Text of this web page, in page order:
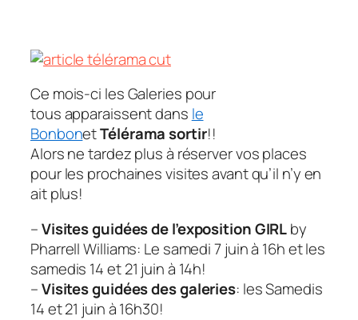
Ce mois-ci les Galeries pour
tousapparaissent dans le
BonbonetTélérama sortir!!
Alors ne tardez plus à réserver vos places
pour les prochaines visites avant qu’il n’y en
ait plus!
–Visites guidées de l’exposition GIRLby
Pharrell Williams: Le samedi 7 juin à 16h et les
samedis 14 et 21 juin à 14h!
–Visites guidées des galeries: les Samedis
14 et 21 juin à 16h30!